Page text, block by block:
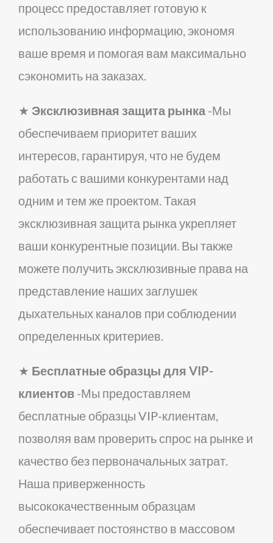
процесс предоставляет готовую к
использованию информацию, экономя
ваше время и помогая вам максимально
сэкономить на заказах.
★ Эксклюзивная защита рынка-Мы
обеспечиваем приоритет ваших
интересов, гарантируя, что не будем
работать с вашими конкурентами над
одним и тем же проектом. Такая
эксклюзивная защита рынка укрепляет
ваши конкурентные позиции. Вы также
можете получить эксклюзивные права на
представление наших заглушек
дыхательных каналов при соблюдении
определенных критериев.
★ Бесплатные образцы для VIP-
клиентов -Мы предоставляем
бесплатные образцы VIP-клиентам,
позволяя вам проверить спрос на рынке и
качество без первоначальных затрат.
Наша приверженность
высококачественным образцам
обеспечивает постоянство в массовом